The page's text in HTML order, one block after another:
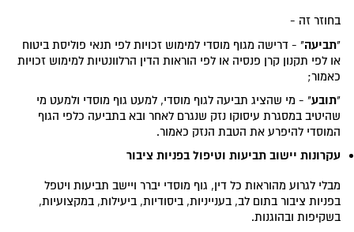
בחוזר זה -
"תביעה" - דרישה מגוף מוסדי למימוש זכויות לפי תנאי פוליסת ביטוח
או לפי תקנון קרן פנסיה או לפי הוראות הדין הרלוונטיות למימוש זכויות
כאמור;
"תובע" - מי שהציג תביעה לגוף מוסדי, למעט גוף מוסדי ולמעט מי
שהיטיב במסגרת עיסוקו נזק שנגרם לאחר ובא בתביעה כלפי הגוף
המוסדי להיפרע את הטבת הנזק כאמור.
עקרונות יישוב תביעות וטיפול בפניות ציבור
מבלי לגרוע מהוראות כל דין, גוף מוסדי יברר ויישב תביעות ויטפל
בפניות ציבור בתום לב, בענייניות, ביסודיות, ביעילות, במקצועיות,
בשקיפות ובהוגנות.